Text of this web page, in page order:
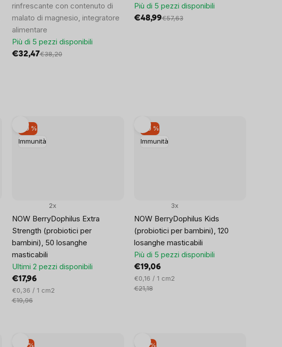
rinfrescante con contenuto di
malato di magnesio, integratore
alimentare
Più di 5 pezzi disponibili
€32,47€38,20
Più di 5 pezzi disponibili
€48,99€57,63
Immunità
–10 %
NOW BerryDophilus Extra
Strength (probiotici per
bambini), 50 losanghe
masticabili
2x
Ultimi 2 pezzi disponibili
€17,96
Prezzo
unitario:
€0,36 / 1 cm2
€19,96
Immunità
–10 %
NOW BerryDophilus Kids
(probiotici per bambini), 120
losanghe masticabili
3x
Più di 5 pezzi disponibili
€19,06
Prezzo
unitario:
€0,16 / 1 cm2
€21,18
–9 % –9 %